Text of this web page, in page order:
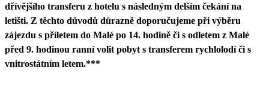
dřívějšího transferu z hotelu s následným delším čekání na
letišti. Z těchto důvodů důrazně doporučujeme při výběru
zájezdu s příletem do Malé po 14. hodině či s odletem z Malé
před 9. hodinou ranní volit pobyt s transferem rychlolodí či s
vnitrostátním letem.***